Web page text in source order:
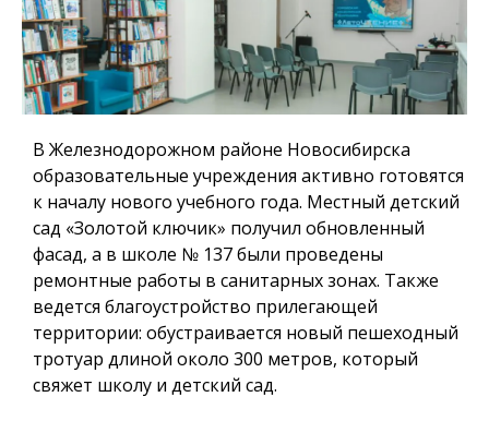
В Железнодорожном районе Новосибирска
образовательные учреждения активно готовятся
к началу нового учебного года. Местный детский
сад «Золотой ключик» получил обновленный
фасад, а в школе № 137 были проведены
ремонтные работы в санитарных зонах. Также
ведется благоустройство прилегающей
территории: обустраивается новый пешеходный
тротуар длиной около 300 метров, который
свяжет школу и детский сад.